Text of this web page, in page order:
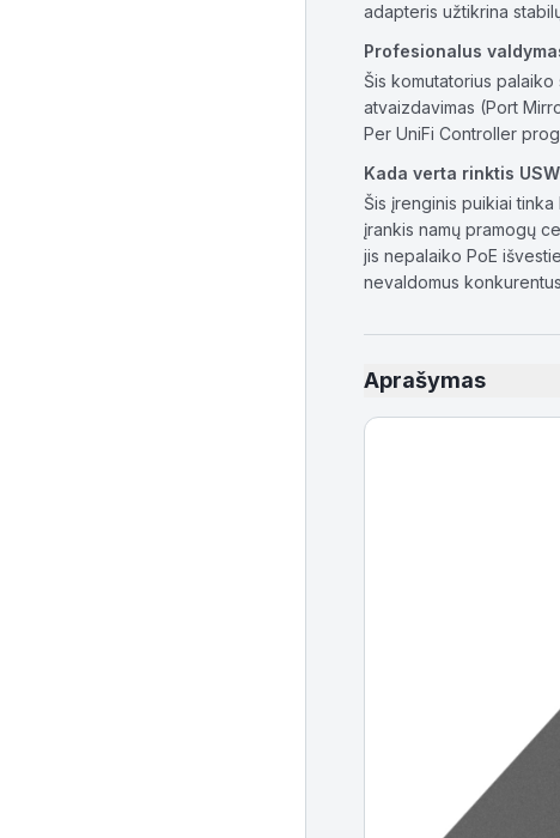
adapteris užtikrina
Profesionalus
Šis komutatorius
atvaizdavimas (Port
Per UniFi Controller
Kada verta rinktis
Šis įrenginis puikiai
įrankis namų pramogų
jis nepalaiko PoE
nevaldomus
Aprašymas